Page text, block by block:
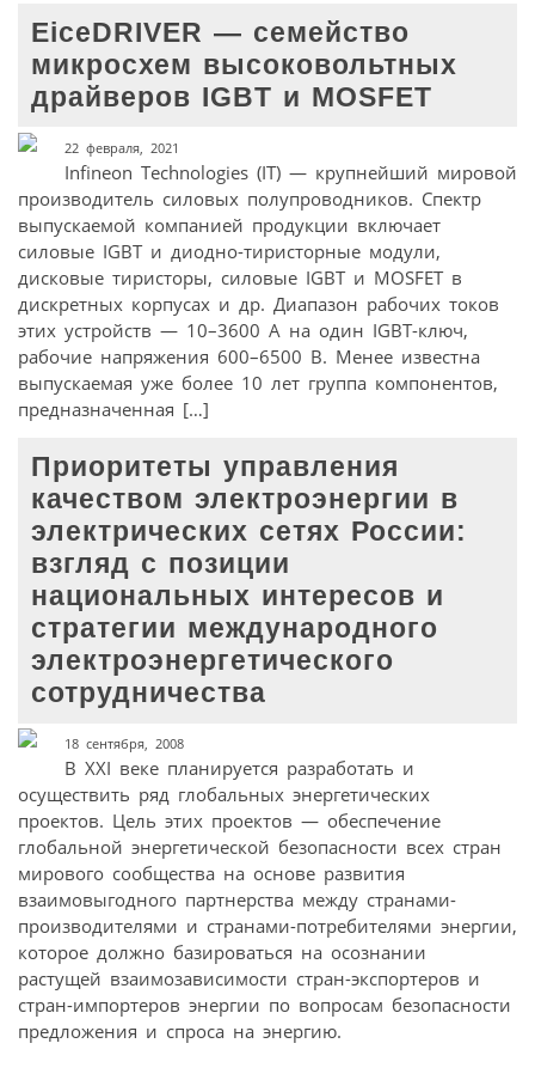
EiceDRIVER — семейство
микросхем высоковольтных
драйверов IGBT и MOSFET
22 февраля, 2021
Infineon Technologies (IT) — крупнейший мировой
производитель силовых полупроводников. Спектр
выпускаемой компанией продукции включает
силовые IGBT и диодно-тиристорные модули,
дисковые тиристоры, силовые IGBT и MOSFET в
дискретных корпусах и др. Диапазон рабочих токов
этих устройств — 10–3600 А на один IGBT-ключ,
рабочие напряжения 600–6500 В. Менее известна
выпускаемая уже более 10 лет группа компонентов,
предназначенная […]
Приоритеты управления
качеством электроэнергии в
электрических сетях России:
взгляд с позиции
национальных интересов и
стратегии международного
электроэнергетического
сотрудничества
18 сентября, 2008
В XXI веке планируется разработать и
осуществить ряд глобальных энергетических
проектов. Цель этих проектов — обеспечение
глобальной энергетической безопасности всех стран
мирового сообщества на основе развития
взаимовыгодного партнерства между странами-
производителями и странами-потребителями энергии,
которое должно базироваться на осознании
растущей взаимозависимости стран-экспортеров и
стран-импортеров энергии по вопросам безопасности
предложения и спроса на энергию.